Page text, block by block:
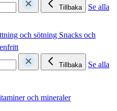
Tillbaka
Se alla
och sötning Snacks och
Tillbaka
Se alla
och mineraler